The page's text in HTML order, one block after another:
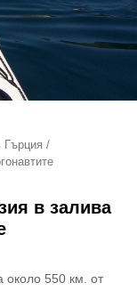
Гърция /
в залива
около 550 км. от